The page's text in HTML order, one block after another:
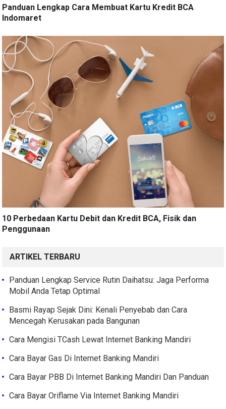
Panduan Lengkap Cara Membuat Kartu Kredit BCA
Indomaret
10 Perbedaan Kartu Debit dan Kredit BCA, Fisik dan
Penggunaan
ARTIKEL TERBARU
Panduan Lengkap Service Rutin Daihatsu: Jaga Performa
Mobil Anda Tetap Optimal
Basmi Rayap Sejak Dini: Kenali Penyebab dan Cara
Mencegah Kerusakan pada Bangunan
Cara Mengisi TCash Lewat Internet Banking Mandiri
Cara Bayar Gas Di Internet Banking Mandiri
Cara Bayar PBB Di Internet Banking Mandiri Dan Panduan
Cara Bayar Oriflame Via Internet Banking Mandiri